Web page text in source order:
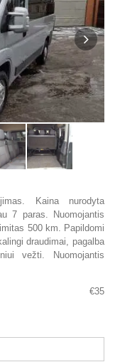
Kaina nurodyta
7 paras. Nuomojantis
500 km. Papildomi
draudimai, pagalba
vežti. Nuomojantis
35
€